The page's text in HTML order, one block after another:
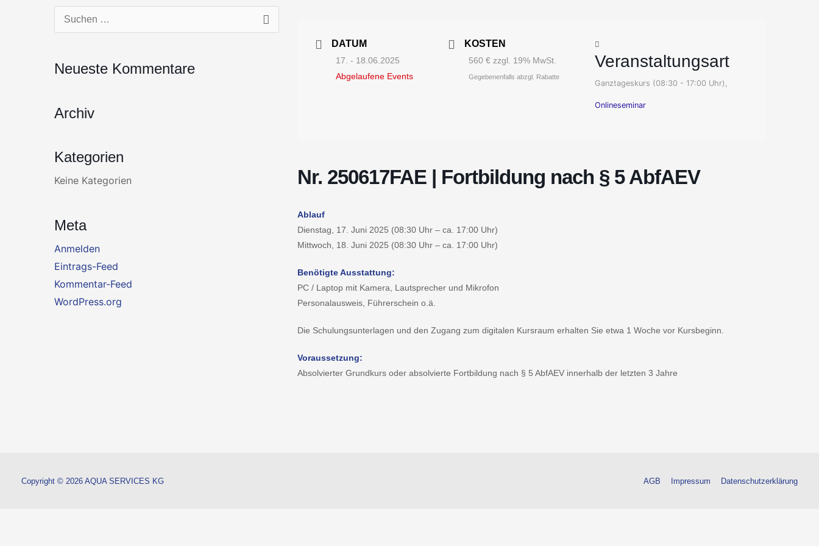
Suchen
Neueste Kommentare
Archiv
Kategorien
Keine Kategorien
Meta
Anmelden
Eintrags-Feed
Kommentar-Feed
WordPress.org
DATUM
17. - 18.06.2025
Abgelaufene Events
KOSTEN
560 € zzgl. 19% MwSt.
Gegebenenfalls abzgl. Rabatte
Veranstaltungsart
Ganztageskurs (08:30 - 17:00 Uhr),
Onlineseminar
Nr. 250617FAE | Fortbildung nach § 5 AbfAEV
Ablauf
Dienstag, 17. Juni 2025 (08:30 Uhr – ca. 17:00 Uhr)
Mittwoch, 18. Juni 2025 (08:30 Uhr – ca. 17:00 Uhr)
Benötigte Ausstattung:
PC / Laptop mit Kamera, Lautsprecher und Mikrofon
Personalausweis, Führerschein o.ä.
Die Schulungsunterlagen und den Zugang zum digitalen Kursraum erhalten Sie etwa 1 Woche vor Kursbeginn.
Voraussetzung:
Absolvierter Grundkurs oder absolvierte Fortbildung nach § 5 AbfAEV innerhalb der letzten 3 Jahre
Copyright © 2026 AQUA SERVICES KG AGB Impressum Datenschutzerklärung